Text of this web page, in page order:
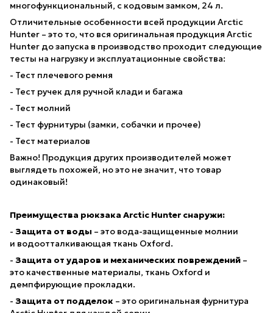
многофункциональный, с кодовым замком, 24 л.
Отличительные особенности всей продукции Arctic
Hunter – это то, что вся оригинальная продукция Arctic
Hunter до запуска в производство проходит следующие
тесты на нагрузку и эксплуатационные свойства:
- Тест плечевого ремня
- Тест ручек для ручной клади и багажа
- Тест молний
- Тест фурнитуры (замки, собачки и прочее)
- Тест материалов
Важно! Продукция других производителей может
выглядеть похожей, но это не значит, что товар
одинаковый!
Преимущества рюкзака Arctic Hunter снаружи:
- Защита от воды – это вода-защищенные молнии
и водоотталкивающая ткань Oxford.
- Защита от ударов и механических повреждений –
это качественные материалы, ткань Oxford и
демпфирующие прокладки.
- Защита от подделок – это оригинальная фурнитура